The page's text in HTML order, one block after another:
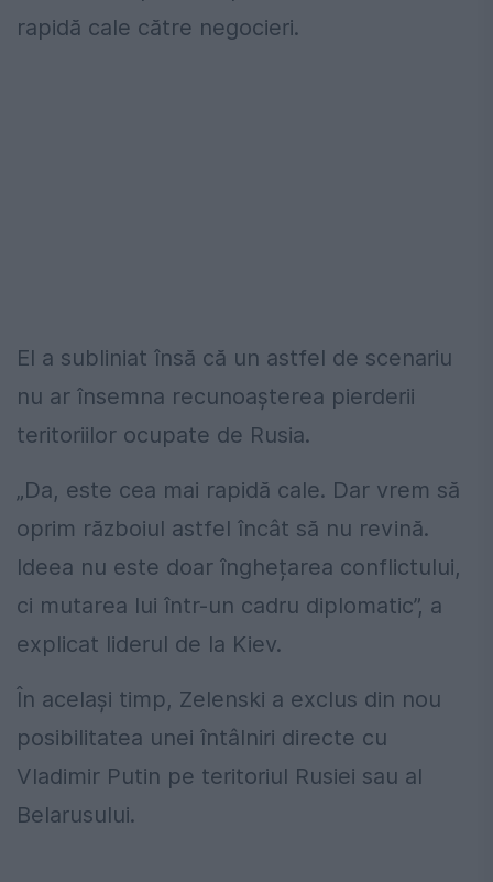
rapidă cale către negocieri.
El a subliniat însă că un astfel de scenariu
nu ar însemna recunoașterea pierderii
teritoriilor ocupate de Rusia.
„Da, este cea mai rapidă cale. Dar vrem să
oprim războiul astfel încât să nu revină.
Ideea nu este doar înghețarea conflictului,
ci mutarea lui într-un cadru diplomatic”, a
explicat liderul de la Kiev.
În același timp, Zelenski a exclus din nou
posibilitatea unei întâlniri directe cu
Vladimir Putin pe teritoriul Rusiei sau al
Belarusului.